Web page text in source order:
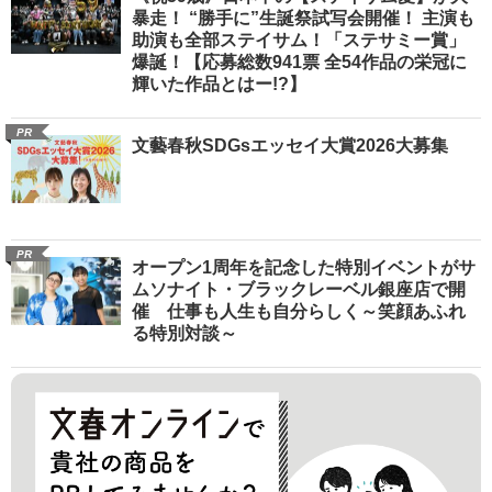
暴走！ “勝手に”生誕祭試写会開催！ 主演も
助演も全部ステイサム！「ステサミー賞」
爆誕！【応募総数941票 全54作品の栄冠に
輝いた作品とはー!?】
PR
文藝春秋SDGsエッセイ大賞2026大募集
PR
オープン1周年を記念した特別イベントがサ
ムソナイト・ブラックレーベル銀座店で開
催 仕事も人生も自分らしく～笑顔あふれ
る特別対談～